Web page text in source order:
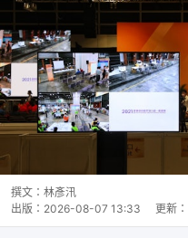
撰文： 林彥汛
出版： 2026-08-07 13:33 更新：